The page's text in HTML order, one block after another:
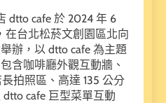
dtto cafe 於 2024 年 6
在台北松菸文創園區北向
辦，以 dtto cafe 為主題
含咖啡廳外觀互動牆、
拍照區、高達 135 公分
cafe 巨型菜單互動